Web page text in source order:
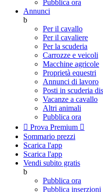
Pubblica ora
Annunci
b
Per il cavallo
Per il cavaliere
Per la scuderia
Carrozze e veicoli
Macchine agricole
Proprietà equestri
Annunci di lavoro
Posti in scuderia
Vacanze a cavallo
Altri animali
Pubblica ora
 Prova Premium 
Sommario prezzi
Scarica l'app
Scarica l'app
Vendi subito gratis
b
Pubblica ora
Pubblica inserzioni